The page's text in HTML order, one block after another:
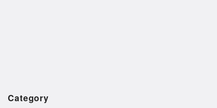
Category